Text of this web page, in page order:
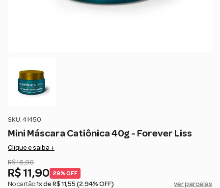
SKU: 41450
Mini Máscara Catiônica 40g - Forever Liss
Clique e saiba +
R$ 16,90
R$ 11,90 29% OFF
No cartão1x de R$ 11,55 (2.94% OFF) ver parcelas